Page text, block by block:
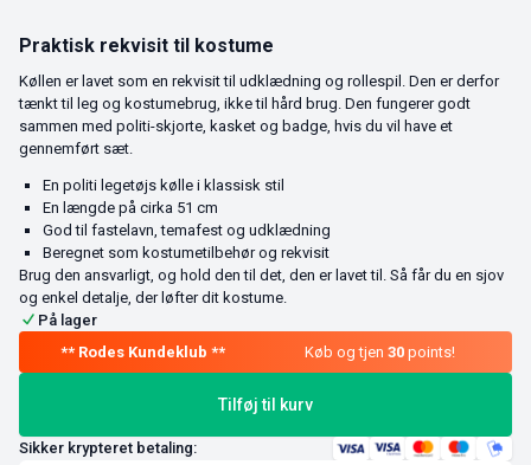
Praktisk rekvisit til kostume
Køllen er lavet som en rekvisit til udklædning og rollespil. Den er derfor
tænkt til leg og kostumebrug, ikke til hård brug. Den fungerer godt
sammen med politi-skjorte, kasket og badge, hvis du vil have et
gennemført sæt.
En politi legetøjs kølle i klassisk stil
En længde på cirka 51 cm
God til fastelavn, temafest og udklædning
Beregnet som kostumetilbehør og rekvisit
Brug den ansvarligt, og hold den til det, den er lavet til. Så får du en sjov
og enkel detalje, der løfter dit kostume.
På lager
Køb og tjen 30points!
Tilføj til kurv
Sikker krypteret betaling: